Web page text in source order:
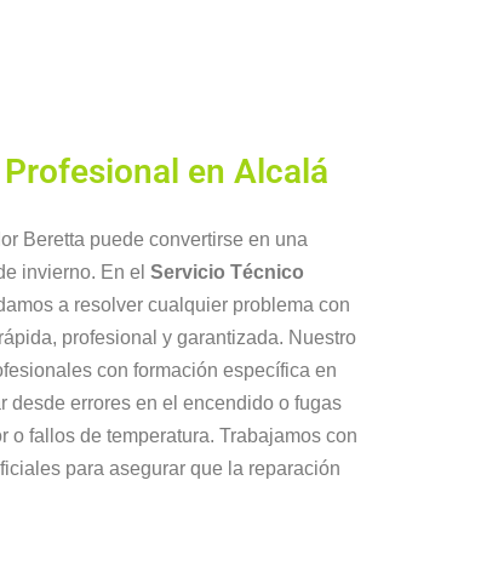
en Alcalá
Beretta puede convertirse en una
invierno. En el Servicio Técnico
a resolver cualquier problema con
profesional y garantizada. Nuestro
con formación específica en
desde errores en el encendido o fugas
o fallos de temperatura. Trabajamos con
para asegurar que la reparación